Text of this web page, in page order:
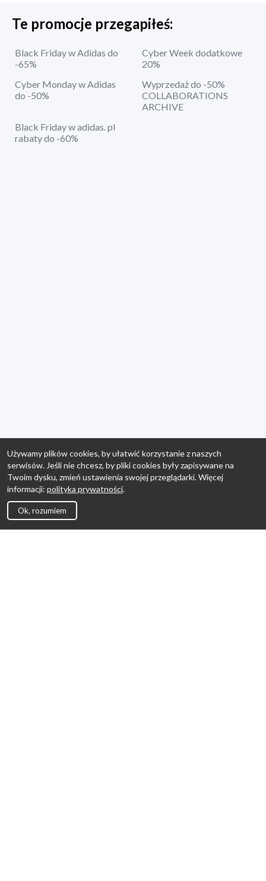
Te promocje przegapiłeś:
Black Friday w Adidas do
-65%
Cyber Week dodatkowe
20%
Cyber Monday w Adidas
do -50%
Wyprzedaż do -50%
COLLABORATIONS
ARCHIVE
Black Friday w adidas. pl
rabaty do -60%
Używamy plików cookies, by ułatwić korzystanie z naszych
serwisów. Jeśli nie chcesz, by pliki cookies były zapisywane na
Twoim dysku, zmień ustawienia swojej przeglądarki. Więcej
informacji: polityka prywatności.
Ok, rozumiem